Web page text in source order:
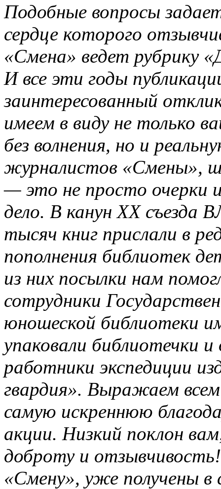
Подобные вопросы
сердце которого
«Смена» ведет рубрику
И все эти годы
заинтересованный
имеем в виду не только
без волнения, но и
журналистов «Смены»,
— это не просто очерки
дело. В канун XX съезда
тысяч книг прислали в
пополнения библиотек
из них посылки нам
сотрудники
юношеской библиотеки
упаковали библиотечки
работники экспедиции
гвардия». Выражаем
самую искреннюю
акции. Низкий поклон
доброту и
«Смену», уже получены